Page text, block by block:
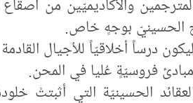
والأكاديميّين من أصقاع
الحسينيّ بوجهٍ خاص.
درساً أخلاقيّاً للأجيال
فروسيّةٍ عُليا في المحن.
الحسينيّة التي أثبتتْ